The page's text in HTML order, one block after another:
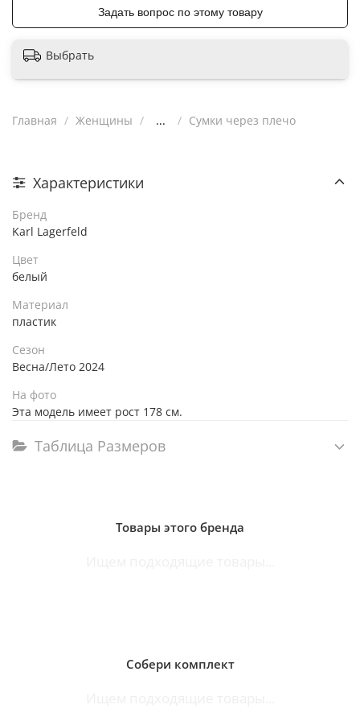
Задать вопрос по этому товару
Выбрать
Главная Женщины ... Сумки через плечо
Характеристики
Бренд
Karl Lagerfeld
Цвет
белый
Материал
пластик
Сезон
Весна/Лето 2024
На фото
Эта модель имеет рост 178 см.
Таблица Размеров
Товары этого бренда
Собери комплект